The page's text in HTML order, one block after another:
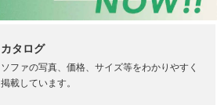
カタログ
ソファの写真、価格、サイズ等をわかりやすく
掲載しています。